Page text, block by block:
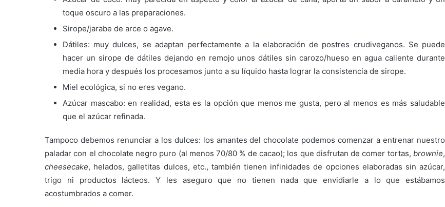
toque oscuro a las preparaciones.
Sirope/jarabe de arce o agave.
Dátiles: muy dulces, se adaptan perfectamente a la elaboración de postres crudiveganos. Se puede
hacer un sirope de dátiles dejando en remojo unos dátiles sin carozo/hueso en agua caliente durante
media hora y después los procesamos junto a su líquido hasta lograr la consistencia de sirope.
Miel ecológica, si no eres vegano.
Azúcar mascabo: en realidad, esta es la opción que menos me gusta, pero al menos es más saludable
que el azúcar refinada.
Tampoco debemos renunciar a los dulces: los amantes del chocolate podemos comenzar a entrenar nuestro
paladar con el chocolate negro puro (al menos 70/80 % de cacao); los que disfrutan de comer tortas, brownie,
cheesecake, helados, galletitas dulces, etc., también tienen infinidades de opciones elaboradas sin azúcar,
trigo ni productos lácteos. Y les aseguro que no tienen nada que envidiarle a lo que estábamos
acostumbrados a comer.